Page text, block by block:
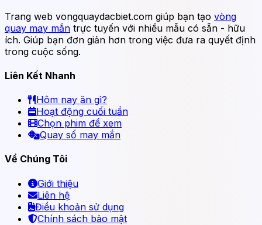
Trang web vongquaydacbiet.com giúp bạn tạo vòng
quay may mắn trực tuyến với nhiều mẫu có sẵn - hữu
ích. Giúp bạn đơn giản hơn trong việc đưa ra quyết định
trong cuộc sống.
Liên Kết Nhanh
Hôm nay ăn gì?
Hoạt động cuối tuần
Chọn phim để xem
Quay số may mắn
Về Chúng Tôi
Giới thiệu
Liên hệ
Điều khoản sử dụng
Chính sách bảo mật